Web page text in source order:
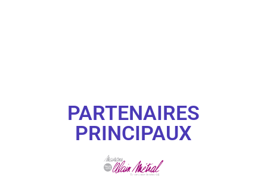
PARTENAIRES
PRINCIPAUX